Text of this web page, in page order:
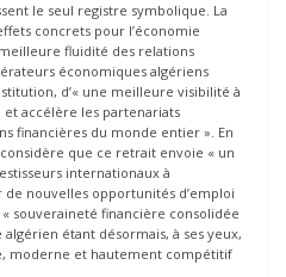
le seul registre symbolique. La
concrets pour l’économie
fluidité des relations
économiques algériens
d’« une meilleure visibilité à
et accélère les partenariats
financières du monde entier ». En
que ce retrait envoie « un
internationaux à
de nouvelles opportunités d’emploi
souveraineté financière consolidée
étant désormais, à ses yeux,
moderne et hautement compétitif